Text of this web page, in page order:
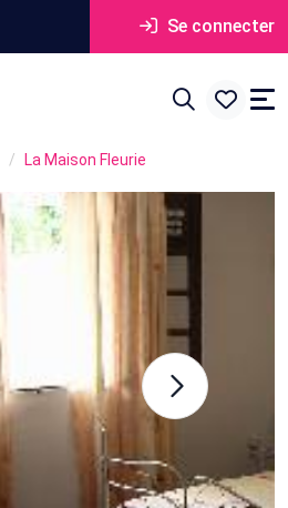
Se connecter
La Maison Fleurie